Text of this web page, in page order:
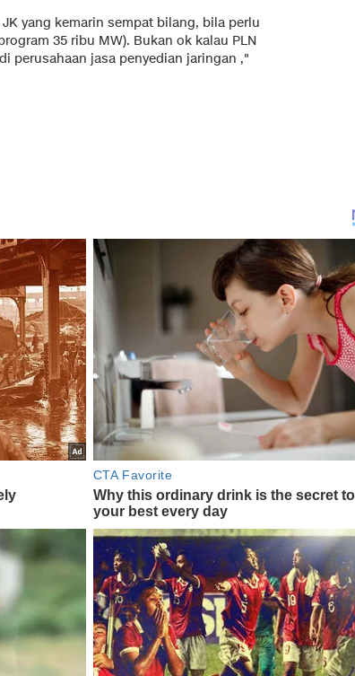
yang kemarin sempat bilang, bila perlu
35 ribu MW). Bukan ok kalau PLN
perusahaan jasa penyedian jaringan ,"